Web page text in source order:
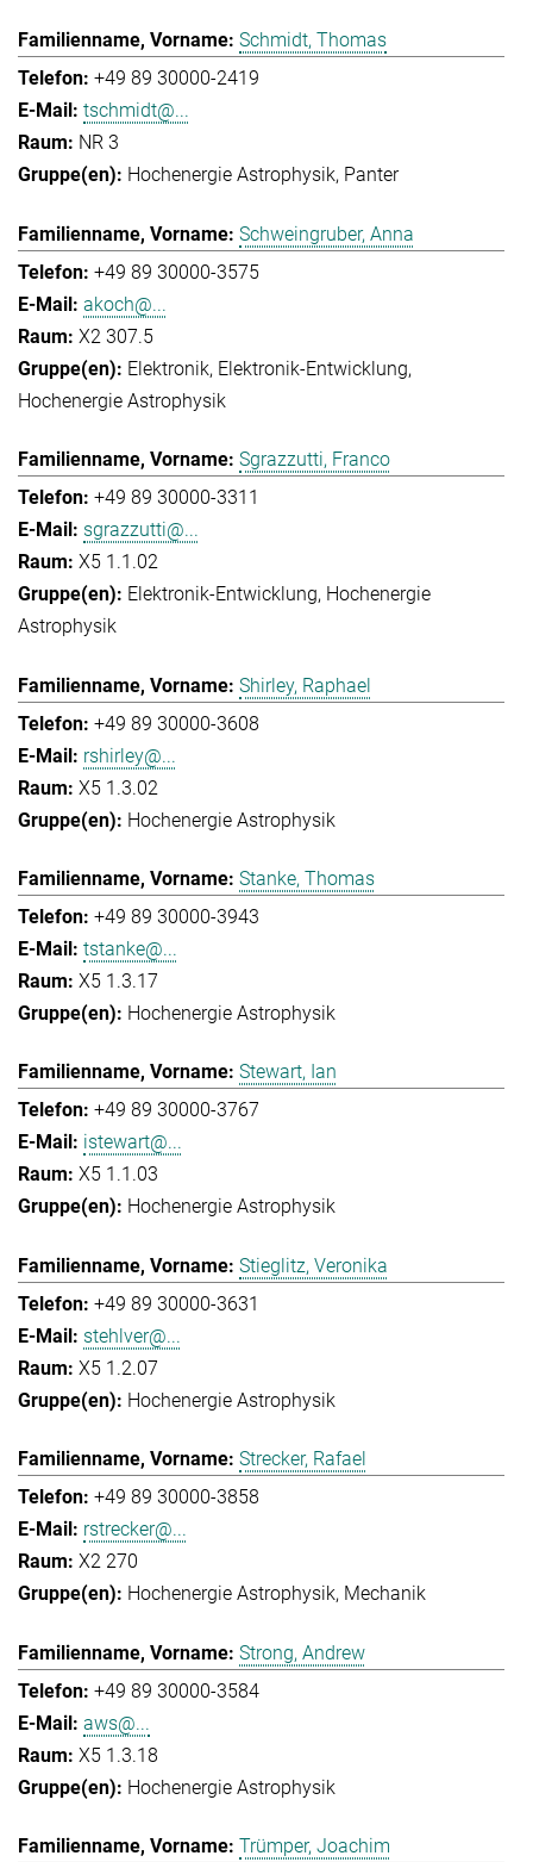
Schmidt, Thomas
+49 89 30000-2419
tschmidt@...
NR 3
Hochenergie Astrophysik Panter
Schweingruber, Anna
+49 89 30000-3575
akoch@...
X2 307.5
Elektronik Elektronik-Entwicklung
Hochenergie Astrophysik
Sgrazzutti, Franco
+49 89 30000-3311
sgrazzutti@...
X5 1.1.02
Elektronik-Entwicklung Hochenergie
Astrophysik
Shirley, Raphael
+49 89 30000-3608
rshirley@...
X5 1.3.02
Hochenergie Astrophysik
Stanke, Thomas
+49 89 30000-3943
tstanke@...
X5 1.3.17
Hochenergie Astrophysik
Stewart, Ian
+49 89 30000-3767
istewart@...
X5 1.1.03
Hochenergie Astrophysik
Stieglitz, Veronika
+49 89 30000-3631
stehlver@...
X5 1.2.07
Hochenergie Astrophysik
Strecker, Rafael
+49 89 30000-3858
rstrecker@...
X2 270
Hochenergie Astrophysik Mechanik
Strong, Andrew
+49 89 30000-3584
aws@...
X5 1.3.18
Hochenergie Astrophysik
Trümper, Joachim